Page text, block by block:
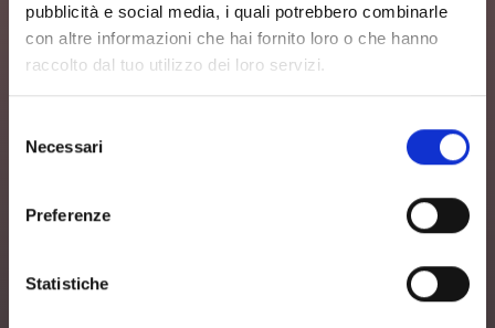
pubblicità e social media, i quali potrebbero combinarle
con altre informazioni che hai fornito loro o che hanno
raccolto dal tuo utilizzo dei loro servizi.
delNecessari
Preferenze
Statistiche
Marco Marmeggi - L'isola di
una grande passione per la storia del proprio
territorio, che esplora in cerca di reperti. Mimì
Pur amando la loro terra, i due amici sanno che
dovranno emigrare sul continente per potersi